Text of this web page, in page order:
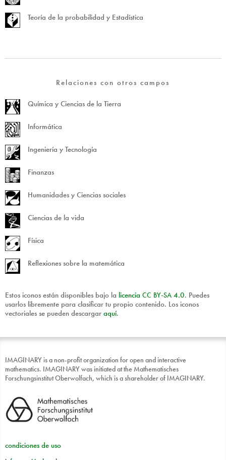
Teoría de la probabilidad y Estadística
Relaciones con otros campos
Química y Ciencias de la Tierra
Informática
Ingeniería y Tecnología
Finanzas
Humanidades y Ciencias sociales
Ciencias de la vida
Física
Reflexiones sobre la matemática
Estos iconos están disponibles bajo la licencia CC BY-SA 4.0. Puedes
usarlos libremente para clasificar tu propio contenido. Los iconos
vectoriales se pueden descargar aquí.
IMAGINARY is a non-profit organization for open and interactive
mathematics. IMAGINARY was initiated at the Mathematisches
Forschungsinstitut Oberwolfach, which is a shareholder of IMAGINARY.
condiciones de uso